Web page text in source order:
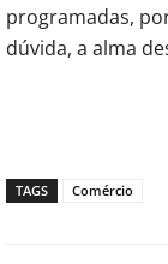
programadas,
dúvida, a alma
TAGS Comércio